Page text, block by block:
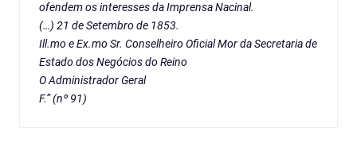
ofendem os interesses da Imprensa Nacinal.
(…) 21 de Setembro de 1853.
Ill.mo e Ex.mo Sr. Conselheiro Oficial Mor da Secretaria de
Estado dos Negócios do Reino
O Administrador Geral
F.” (nº 91)